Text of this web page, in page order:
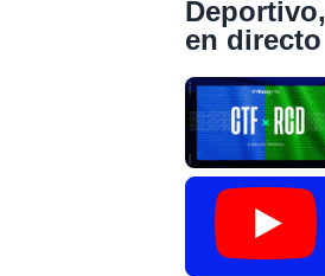
Deportivo,
en directo